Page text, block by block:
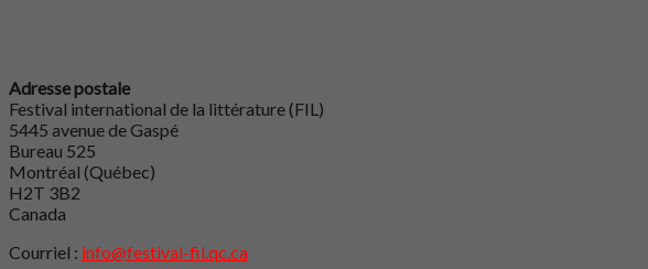
Adresse postale
Festival international de la littérature (FIL)
5445 avenue de Gaspé
Bureau 525
Montréal (Québec)
H2T 3B2
Canada
Courriel : info@festival-fil.qc.ca